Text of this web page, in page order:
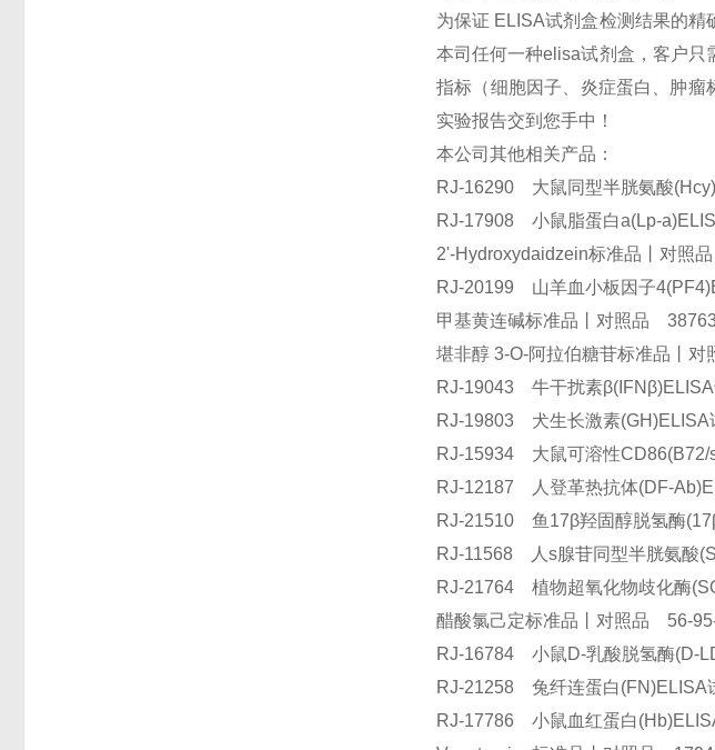
为保证 ELISA试剂盒检测结果的
本司任何一种elisa试剂盒，客户只
指标（细胞因子、炎症蛋白、肿
实验报告交到您手中！
本公司其他相关产品：
RJ-16290 大鼠同型半胱氨酸
RJ-17908 小鼠脂蛋白a(Lp-
2'-Hydroxydaidzein标准品丨对
RJ-20199 山羊血小板因子
甲基黄连碱标准品丨对照品
堪非醇 3-O-阿拉伯糖苷标准品丨
RJ-19043 牛干扰素
RJ-19803 犬生长激素
RJ-15934 大鼠可溶性
RJ-12187 人登革热抗体(DF-
RJ-21510 鱼17β羟固醇脱氢酶
RJ-11568 人s腺苷同型半胱氨酸
RJ-21764 植物超氧化物歧化酶
醋酸氯己定标准品丨对照品 56-
RJ-16784 小鼠D-乳酸脱氢酶(D-
RJ-21258 兔纤连蛋白
RJ-17786 小鼠血红蛋白